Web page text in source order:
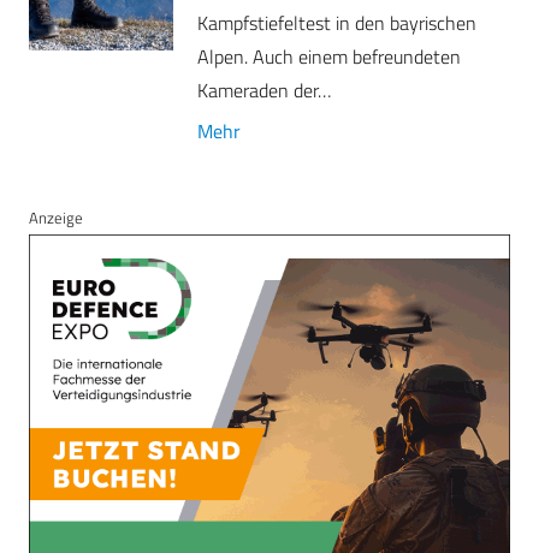
Kampfstiefeltest in den bayrischen
Alpen. Auch einem befreundeten
Kameraden der…
Mehr
Anzeige